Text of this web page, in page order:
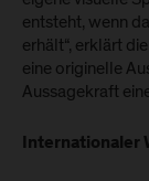
entsteht, wenn
erhält“, erklärt
eine originelle
Aussagekraft